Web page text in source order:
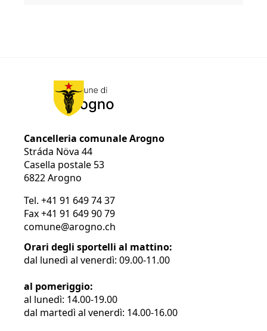
Cancelleria comunale Arogno
Stráda Növa 44
Casella postale 53
6822 Arogno
Tel.+41 91 649 74 37
Fax+41 91 649 90 79
comune@arogno.ch
Orari degli sportelli al mattino:
dal lunedì al venerdì: 09.00-11.00
al pomeriggio:
al lunedì: 14.00-19.00
dal martedì al venerdì: 14.00-16.00